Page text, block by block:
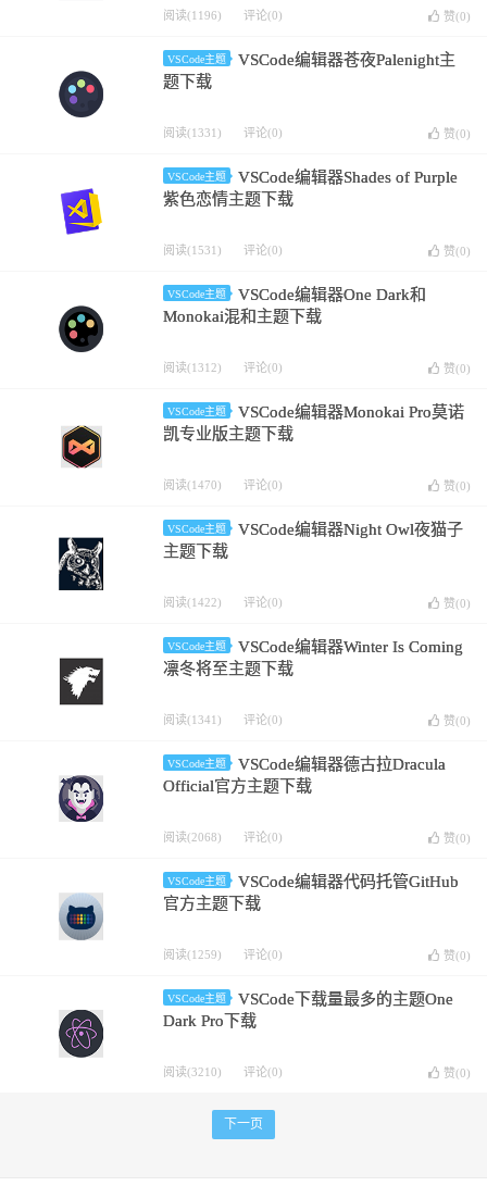
阅读(1196) 评论(0) 赞(0)
VSCode主题
VSCode编辑器苍夜Palenight主
题下载
阅读(1331) 评论(0) 赞(0)
VSCode主题
VSCode编辑器Shades of Purple
紫色恋情主题下载
阅读(1531) 评论(0) 赞(0)
VSCode主题
VSCode编辑器One Dark和
Monokai混和主题下载
阅读(1312) 评论(0) 赞(0)
VSCode主题
VSCode编辑器Monokai Pro莫诺
凯专业版主题下载
阅读(1470) 评论(0) 赞(0)
VSCode主题
VSCode编辑器Night Owl夜猫子
主题下载
阅读(1422) 评论(0) 赞(0)
VSCode主题
VSCode编辑器Winter Is Coming
凛冬将至主题下载
阅读(1341) 评论(0) 赞(0)
VSCode主题
VSCode编辑器德古拉Dracula
Official官方主题下载
阅读(2068) 评论(0) 赞(0)
VSCode主题
VSCode编辑器代码托管GitHub
官方主题下载
阅读(1259) 评论(0) 赞(0)
VSCode主题
VSCode下载量最多的主题One
Dark Pro下载
阅读(3210) 评论(0) 赞(0)
下一页